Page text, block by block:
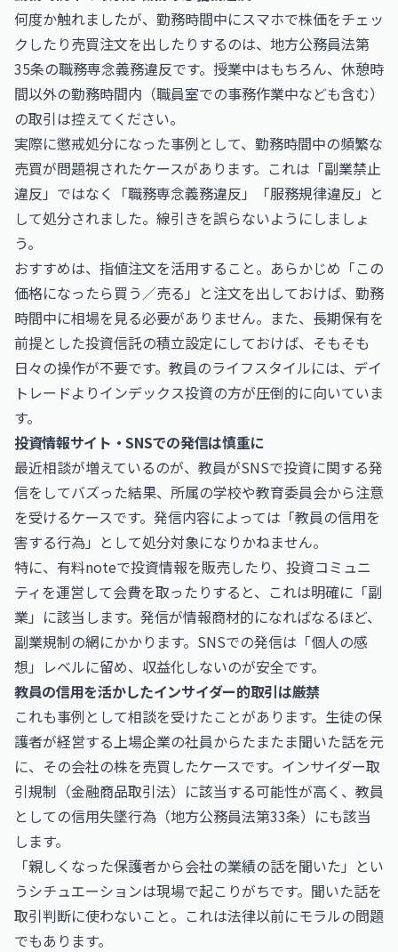
何度か触れましたが、勤務時間中にスマホで株価をチェッ
クしたり売買注文を出したりするのは、地方公務員法第
35条の職務専念義務違反です。授業中はもちろん、休憩時
間以外の勤務時間内（職員室での事務作業中なども含む）
の取引は控えてください。
実際に懲戒処分になった事例として、勤務時間中の頻繁な
売買が問題視されたケースがあります。これは「副業禁止
違反」ではなく「職務専念義務違反」「服務規律違反」と
して処分されました。線引きを誤らないようにしましょ
う。
おすすめは、指値注文を活用すること。あらかじめ「この
価格になったら買う／売る」と注文を出しておけば、勤務
時間中に相場を見る必要がありません。また、長期保有を
前提とした投資信託の積立設定にしておけば、そもそも
日々の操作が不要です。教員のライフスタイルには、デイ
トレードよりインデックス投資の方が圧倒的に向いていま
す。
投資情報サイト・SNSでの発信は慎重に
最近相談が増えているのが、教員がSNSで投資に関する発
信をしてバズった結果、所属の学校や教育委員会から注意
を受けるケースです。発信内容によっては「教員の信用を
害する行為」として処分対象になりかねません。
特に、有料noteで投資情報を販売したり、投資コミュニ
ティを運営して会費を取ったりすると、これは明確に「副
業」に該当します。発信が情報商材的になればなるほど、
副業規制の網にかかります。SNSでの発信は「個人の感
想」レベルに留め、収益化しないのが安全です。
教員の信用を活かしたインサイダー的取引は厳禁
これも事例として相談を受けたことがあります。生徒の保
護者が経営する上場企業の社員からたまたま聞いた話を元
に、その会社の株を売買したケースです。インサイダー取
引規制（金融商品取引法）に該当する可能性が高く、教員
としての信用失墜行為（地方公務員法第33条）にも該当
します。
「親しくなった保護者から会社の業績の話を聞いた」とい
うシチュエーションは現場で起こりがちです。聞いた話を
取引判断に使わないこと。これは法律以前にモラルの問題
でもあります。